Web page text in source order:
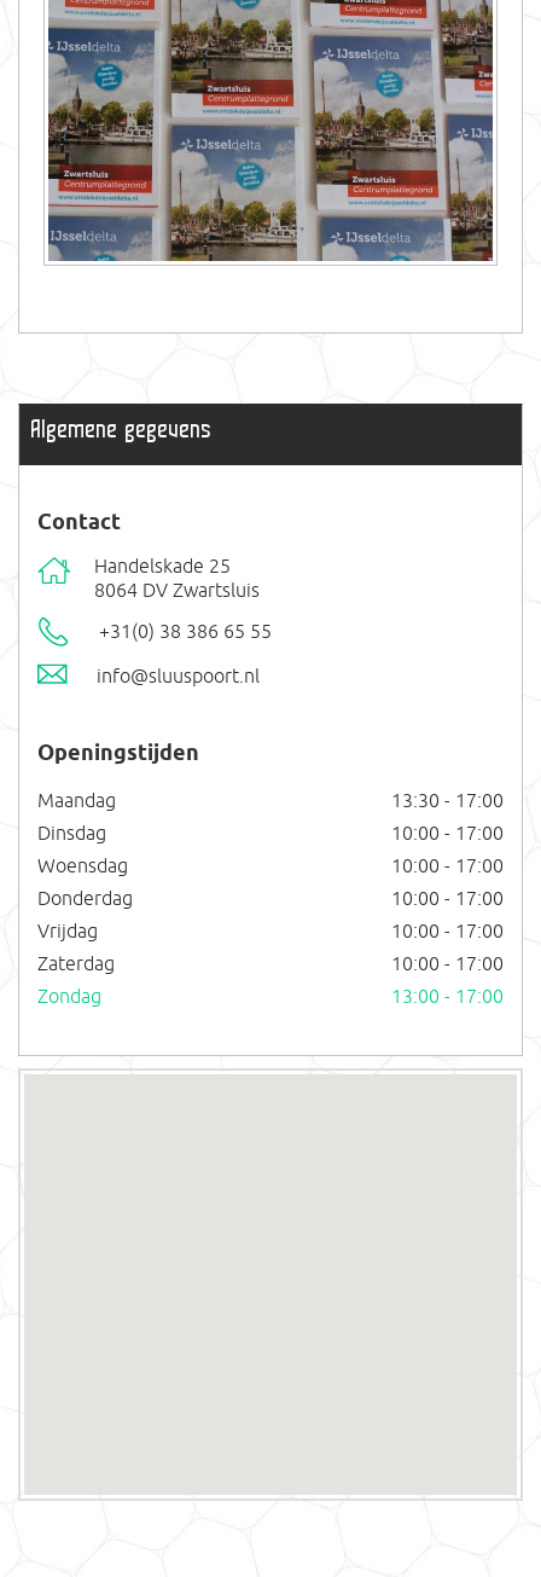
Algemene gegevens
Contact
Handelskade 25
8064 DV Zwartsluis
+31(0) 38 386 65 55
info@sluuspoort.nl
Openingstijden
Maandag
13:30 - 17:00
Dinsdag
10:00 - 17:00
Woensdag
10:00 - 17:00
Donderdag
10:00 - 17:00
Vrijdag
10:00 - 17:00
Zaterdag
10:00 - 17:00
Zondag
13:00 - 17:00